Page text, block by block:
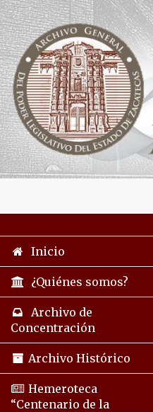
Inicio
¿Quiénes somos?
Archivo de
Concentración
Archivo Histórico
Hemeroteca
“Centenario de la